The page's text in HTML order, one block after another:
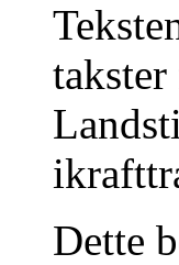
Dette